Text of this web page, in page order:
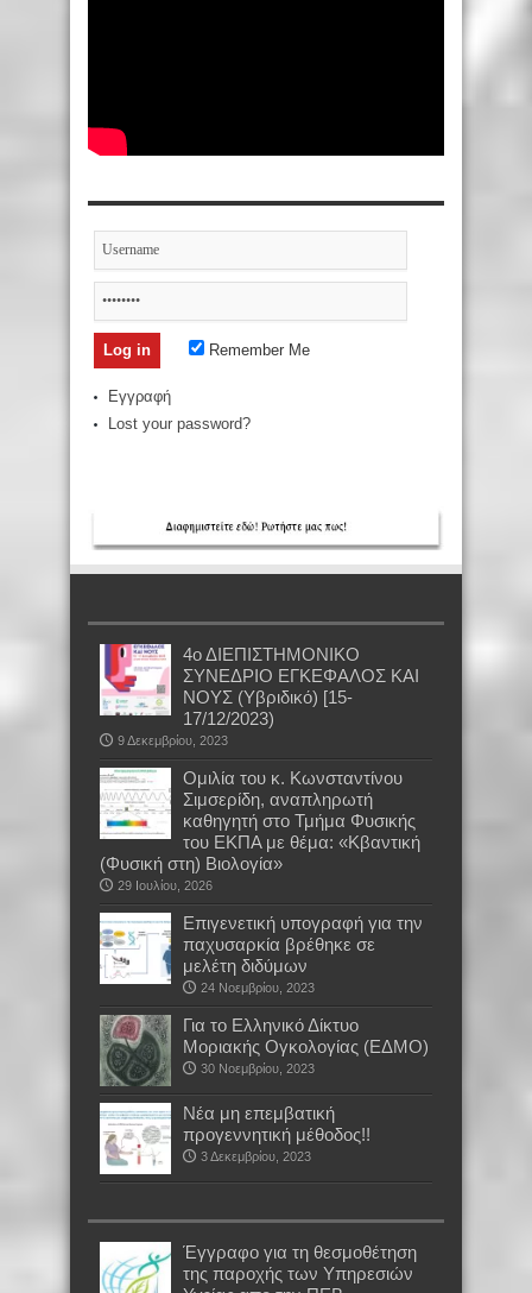
Remember Me
Εγγραφή
Lost your password?
4ο ΔΙΕΠΙΣΤΗΜΟΝΙΚΟ
ΣΥΝΕΔΡΙΟ ΕΓΚΕΦΑΛΟΣ ΚΑΙ
ΝΟΥΣ (Υβριδικό) [15-
17/12/2023)
9 Δεκεμβρίου, 2023
Oμιλία του κ. Κωνσταντίνου
Σιμσερίδη, αναπληρωτή
καθηγητή στο Τμήμα Φυσικής
του ΕΚΠΑ με θέμα: «Κβαντική
(Φυσική στη) Βιολογία»
29 Ιουλίου, 2026
Επιγενετική υπογραφή για την
παχυσαρκία βρέθηκε σε
μελέτη διδύμων
24 Νοεμβρίου, 2023
Για το Ελληνικό Δίκτυο
Μοριακής Ογκολογίας (ΕΔΜΟ)
30 Νοεμβρίου, 2023
Νέα μη επεμβατική
προγεννητική μέθοδος!!
3 Δεκεμβρίου, 2023
Έγγραφο για τη θεσμοθέτηση
της παροχής των Υπηρεσιών